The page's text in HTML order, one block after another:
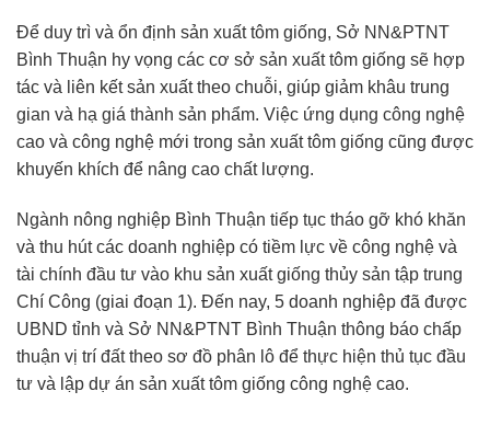
Để duy trì và ổn định sản xuất tôm giống, Sở NN&PTNT
Bình Thuận hy vọng các cơ sở sản xuất tôm giống sẽ hợp
tác và liên kết sản xuất theo chuỗi, giúp giảm khâu trung
gian và hạ giá thành sản phẩm. Việc ứng dụng công nghệ
cao và công nghệ mới trong sản xuất tôm giống cũng được
khuyến khích để nâng cao chất lượng.
Ngành nông nghiệp Bình Thuận tiếp tục tháo gỡ khó khăn
và thu hút các doanh nghiệp có tiềm lực về công nghệ và
tài chính đầu tư vào khu sản xuất giống thủy sản tập trung
Chí Công (giai đoạn 1). Đến nay, 5 doanh nghiệp đã được
UBND tỉnh và Sở NN&PTNT Bình Thuận thông báo chấp
thuận vị trí đất theo sơ đồ phân lô để thực hiện thủ tục đầu
tư và lập dự án sản xuất tôm giống công nghệ cao.